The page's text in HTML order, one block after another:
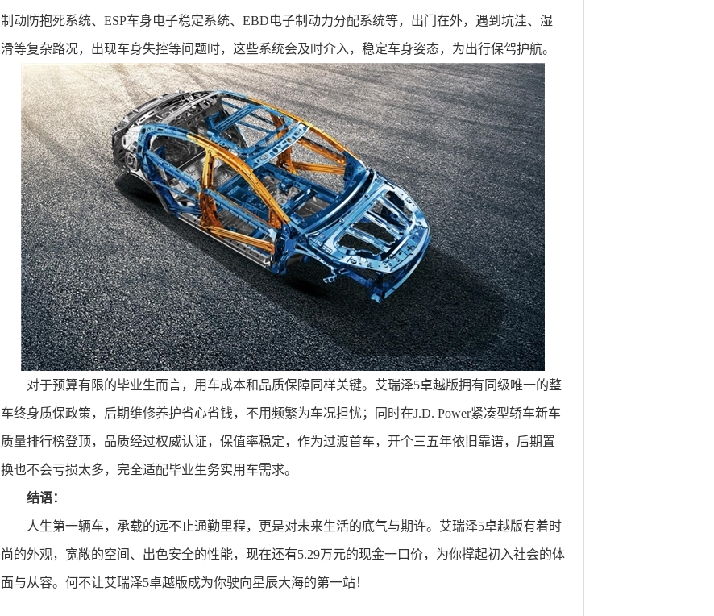
制动防抱死系统、ESP车身电子稳定系统、EBD电子制动力分配系统等，出门在外，遇到坑洼、湿
滑等复杂路况，出现车身失控等问题时，这些系统会及时介入，稳定车身姿态，为出行保驾护航。
对于预算有限的毕业生而言，用车成本和品质保障同样关键。艾瑞泽5卓越版拥有同级唯一的整
车终身质保政策，后期维修养护省心省钱，不用频繁为车况担忧；同时在J.D. Power紧凑型轿车新车
质量排行榜登顶，品质经过权威认证，保值率稳定，作为过渡首车，开个三五年依旧靠谱，后期置
换也不会亏损太多，完全适配毕业生务实用车需求。
结语：
人生第一辆车，承载的远不止通勤里程，更是对未来生活的底气与期许。艾瑞泽5卓越版有着时
尚的外观，宽敞的空间、出色安全的性能，现在还有5.29万元的现金一口价，为你撑起初入社会的体
面与从容。何不让艾瑞泽5卓越版成为你驶向星辰大海的第一站！